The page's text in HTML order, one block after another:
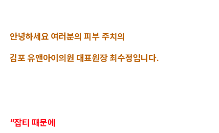
안녕하세요 여러분의 피부 주치의
김포 유앤아이의원 대표원장 최수정입니다.
"잡티 때문에